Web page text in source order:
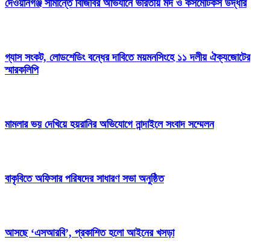
দেওয়ানগঞ্জ সীমান্তে বিজিবির অভিযানে ভারতীয় মদ ও কসমেটিকস উদ্ধার
গ্যাস সংকট, লোডশেডিং বন্ধের দাবিতে ময়মনসিংহে ১১ দলীয় ঐক্যজোটের
স্মারকলিপি
মামলার ভয় দেখিয়ে হয়রানির অভিযোগে নান্দাইলে সংবাদ সম্মেলন
বাকৃবিতে অফিসার পরিষদের সাধারণ সভা অনুষ্ঠিত
আসছে ‘এসআরবি’, প্রকাশিত হলো আইনের খসড়া